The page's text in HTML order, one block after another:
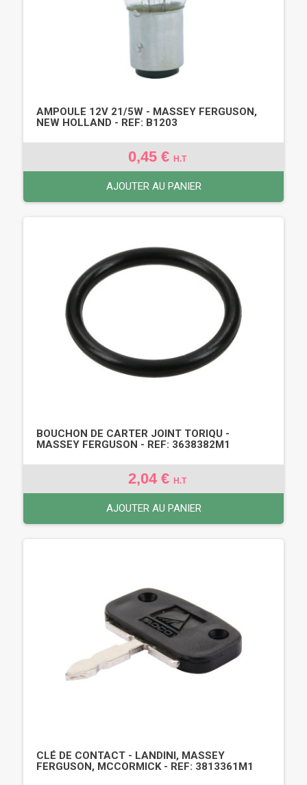
AMPOULE 12V 21/5W - MASSEY FERGUSON,
NEW HOLLAND - REF: B1203
0,45 € H.T
AJOUTER AU PANIER
BOUCHON DE CARTER JOINT TORIQU -
MASSEY FERGUSON - REF: 3638382M1
2,04 € H.T
AJOUTER AU PANIER
CLÉ DE CONTACT - LANDINI, MASSEY
FERGUSON, MCCORMICK - REF: 3813361M1